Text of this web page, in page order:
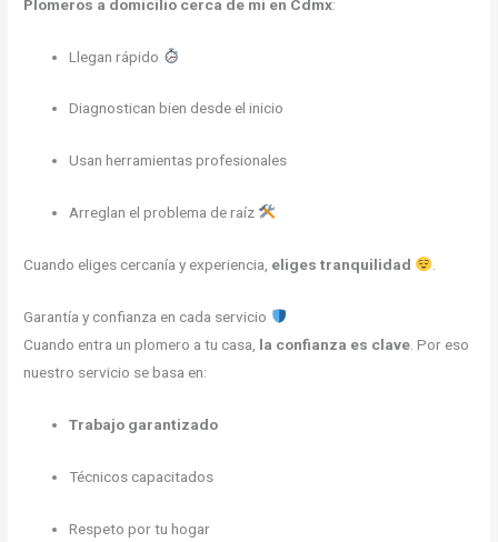
Plomeros a domicilio cerca de mi en Cdmx:
Llegan rápido
Diagnostican bien desde el inicio
Usan herramientas profesionales
Arreglan el problema de raíz
Cuando eliges cercanía y experiencia, eliges tranquilidad
Garantía y confianza en cada servicio
Cuando entra un plomero a tu casa, la confianza es clave . Por eso
nuestro servicio se basa en:
Trabajo garantizado
Técnicos capacitados
Respeto por tu hogar